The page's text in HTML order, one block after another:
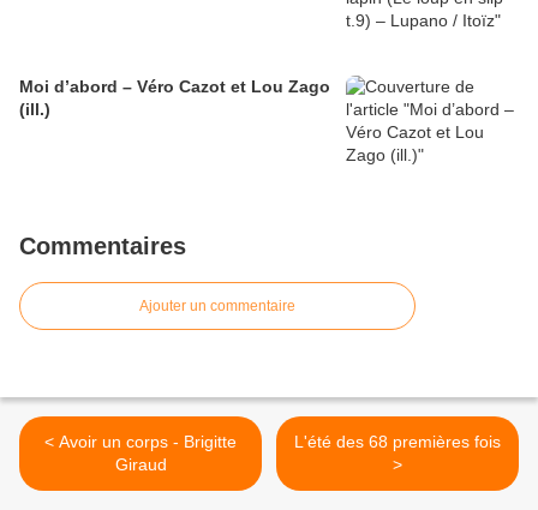
Moi d’abord – Véro Cazot et Lou Zago
(ill.)
Commentaires
Ajouter un commentaire
< Avoir un corps - Brigitte
Giraud
L'été des 68 premières fois
>